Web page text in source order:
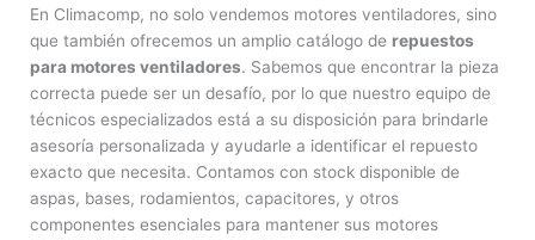
En Climacomp, no solo vendemos motores ventiladores, sino
que también ofrecemos un amplio catálogo de repuestos
para motores ventiladores. Sabemos que encontrar la pieza
correcta puede ser un desafío, por lo que nuestro equipo de
técnicos especializados está a su disposición para brindarle
asesoría personalizada y ayudarle a identificar el repuesto
exacto que necesita. Contamos con stock disponible de
aspas, bases, rodamientos, capacitores, y otros
componentes esenciales para mantener sus motores